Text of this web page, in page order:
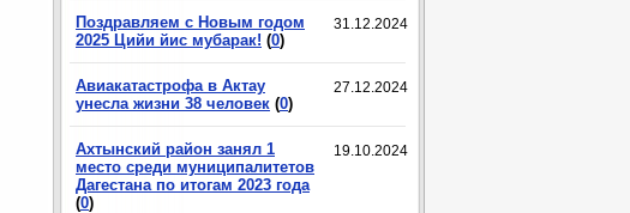
31.12.2024
Поздравляем с Новым годом
2025 Цийи йис мубарак! (0)
27.12.2024
Авиакатастрофа в Актау
унесла жизни 38 человек (0)
19.10.2024
Ахтынский район занял 1
место среди муниципалитетов
Дагестана по итогам 2023 года
(0)